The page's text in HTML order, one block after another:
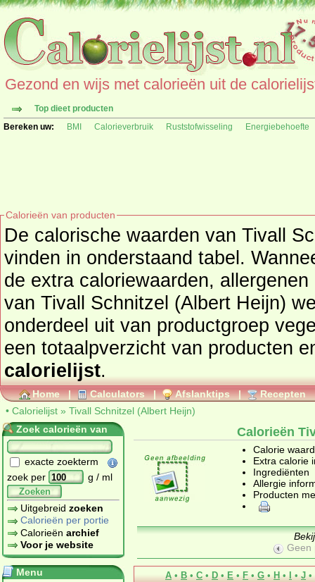
Gezond en wijs met calorieën uit de
Top dieet producten
Bereken uw:
BMI Calorieverbruik Ruststofwisseling Energiebehoefte
Calorieën van producten
De calorische waarden van Tivall
vinden in onderstaand tabel. Wanneer beschikbaar worden
de extra caloriewaarden,
van Tivall Schnitzel (Albert Heijn)
onderdeel uit van productgroep
een
calorielijst.
Home | Calculators | Afslanktips | Recepten
• Calorielijst » Tivall Schnitzel (Albert Heijn)
Zoek calorieën van
exacte zoekterm
zoek per
g / ml
Zoeken
Uitgebreid zoeken
Calorieën per portie
Calorieën archief
Voor je website
Menu
Calorieën
Calorie
Extra calorie
Ingrediënten
Allergie
Producten
Geen
A • B • C • D • E • F • G • H • I • J •